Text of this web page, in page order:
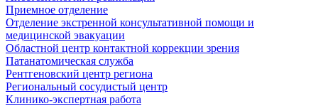
Приемное отделение
Отделение экстренной консультативной помощи и
медицинской эвакуации
Областной центр контактной коррекции зрения
Патанатомическая служба
Рентгеновский центр региона
Региональный сосудистый центр
Клинико-экспертная работа